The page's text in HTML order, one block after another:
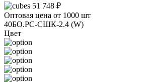
51 748 ₽
Оптовая цена от 1000 шт
40БО.РС-СШК-2.4 (W)
Цвет